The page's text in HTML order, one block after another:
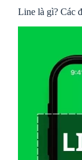
Line là gì? Các